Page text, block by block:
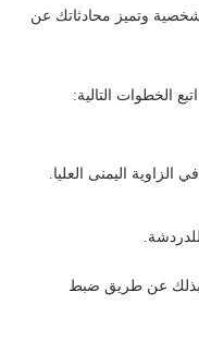
وتميز محادثاتك عن
الخطوات التالية:
الزاوية اليمنى العليا.
بذلك عن طريق ضبط